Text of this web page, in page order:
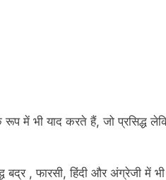
रूप में भी याद करते हैं, जो
बद्र , फारसी, हिंदी और अंग्रेजी